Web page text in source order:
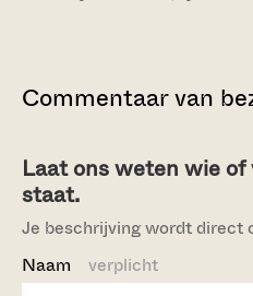
Commentaar van
Laat ons weten wie
staat.
Je beschrijving wordt direct
Naam verplicht